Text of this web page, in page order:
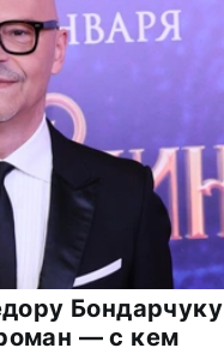
Бондарчуку
— с кем